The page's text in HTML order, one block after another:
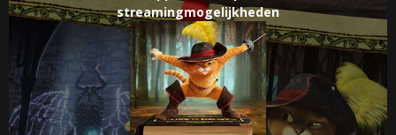
streamingmogelijkheden